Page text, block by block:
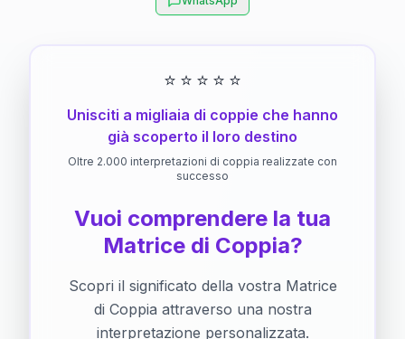
⭐ ⭐ ⭐ ⭐ ⭐
Unisciti a migliaia di coppie che hanno
già scoperto il loro destino
Oltre 2.000 interpretazioni di coppia realizzate con
successo
Vuoi comprendere la tua
Matrice di Coppia?
Scopri il significato della vostra Matrice
di Coppia attraverso una nostra
interpretazione personalizzata.